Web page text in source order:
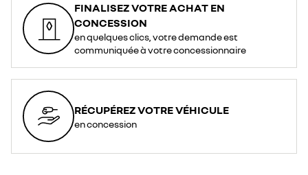
FINALISEZ VOTRE ACHAT EN
CONCESSION
en quelques clics, votre demande est
communiquée à votre concessionnaire
RÉCUPÉREZ VOTRE VÉHICULE
en concession